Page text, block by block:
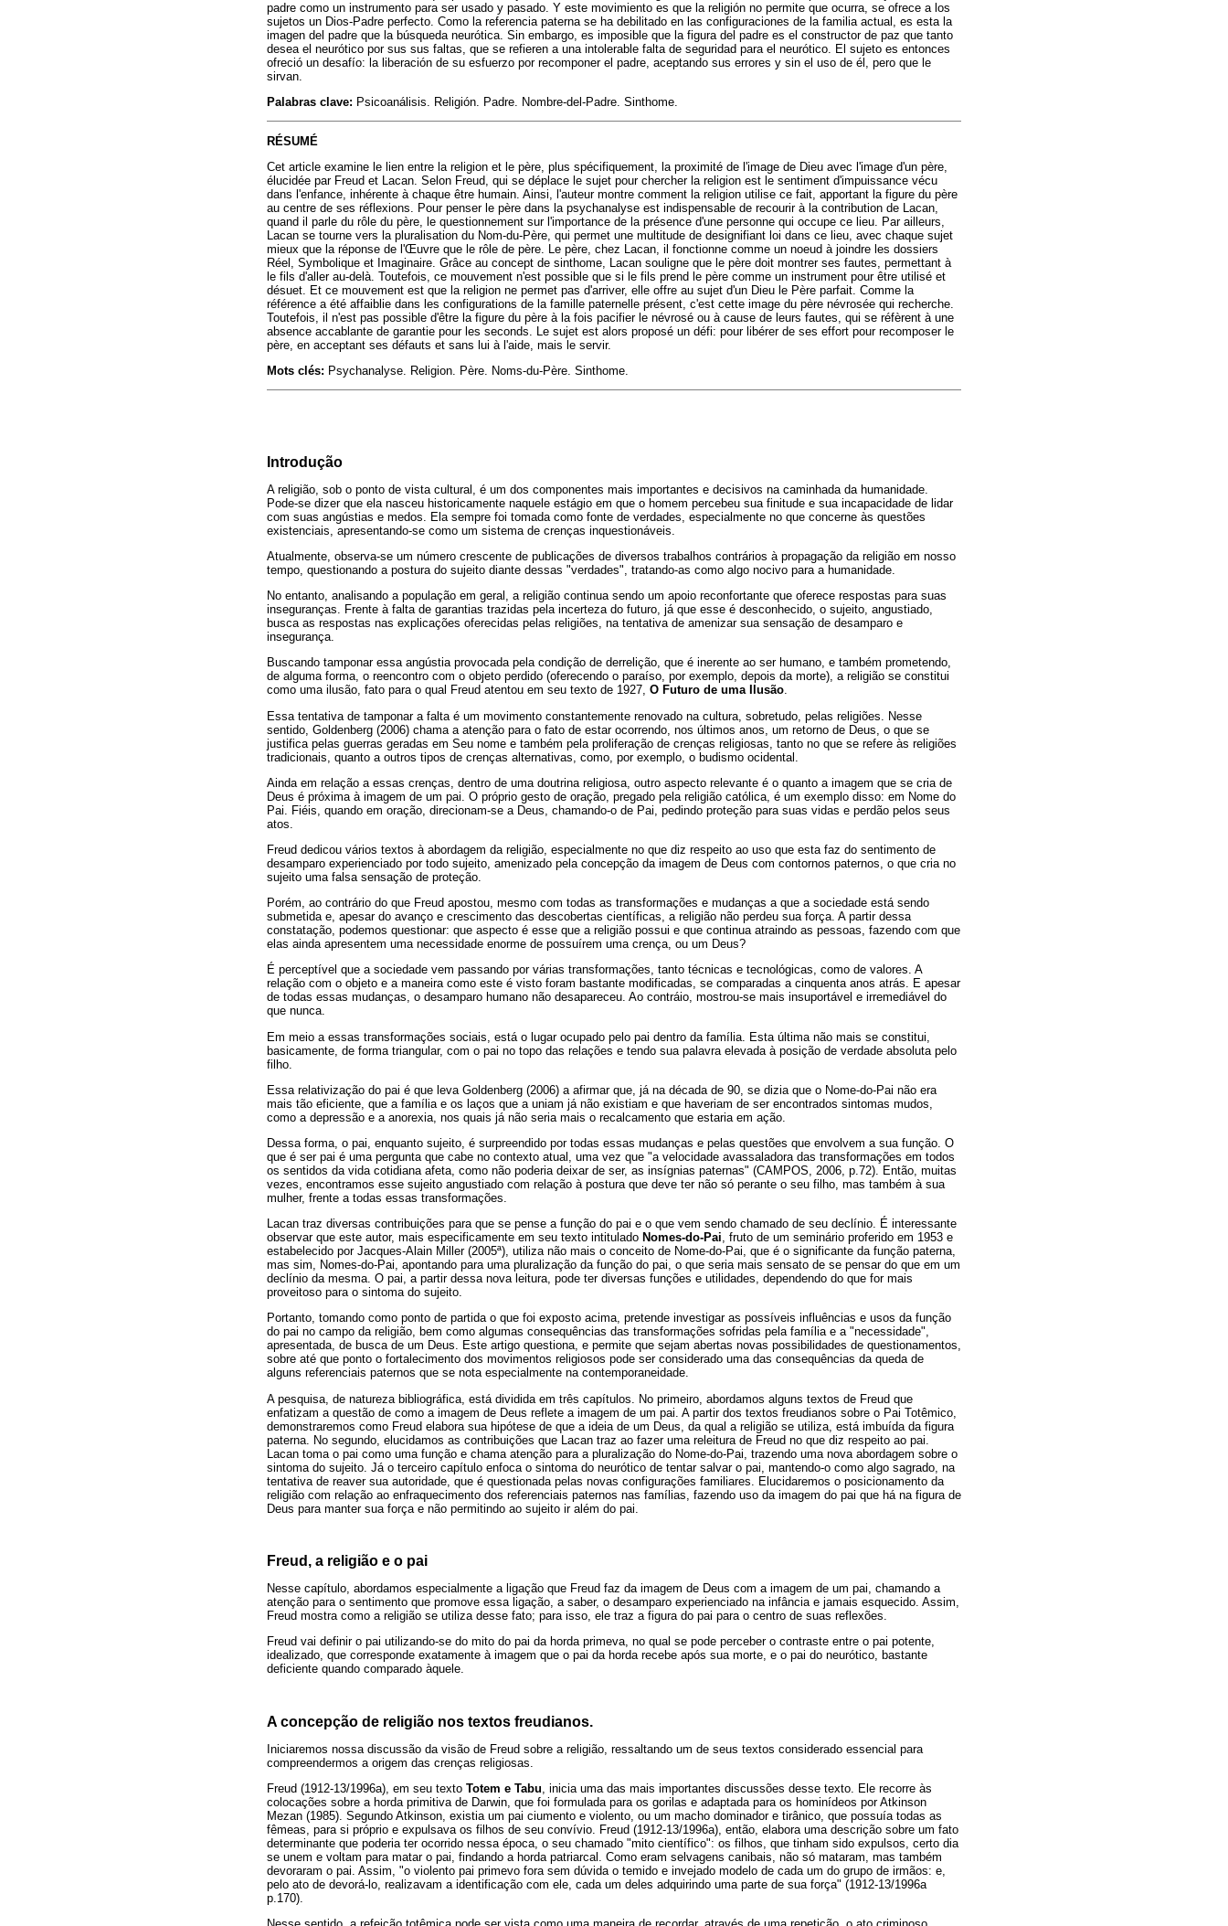
padre como un instrumento para ser usado y pasado. Y este movimiento es que la religión no permite que ocurra, se ofrece a los
sujetos un Dios-Padre perfecto. Como la referencia paterna se ha debilitado en las configuraciones de la familia actual, es esta la
imagen del padre que la búsqueda neurótica. Sin embargo, es imposible que la figura del padre es el constructor de paz que tanto
desea el neurótico por sus sus faltas, que se refieren a una intolerable falta de seguridad para el neurótico. El sujeto es entonces
ofreció un desafío: la liberación de su esfuerzo por recomponer el padre, aceptando sus errores y sin el uso de él, pero que le
sirvan.
Palabras clave: Psicoanálisis. Religión. Padre. Nombre-del-Padre. Sinthome.
RÉSUMÉ
Cet article examine le lien entre la religion et le père, plus spécifiquement, la proximité de l'image de Dieu avec l'image d'un père,
élucidée par Freud et Lacan. Selon Freud, qui se déplace le sujet pour chercher la religion est le sentiment d'impuissance vécu
dans l'enfance, inhérente à chaque être humain. Ainsi, l'auteur montre comment la religion utilise ce fait, apportant la figure du père
au centre de ses réflexions. Pour penser le père dans la psychanalyse est indispensable de recourir à la contribution de Lacan,
quand il parle du rôle du père, le questionnement sur l'importance de la présence d'une personne qui occupe ce lieu. Par ailleurs,
Lacan se tourne vers la pluralisation du Nom-du-Père, qui permet une multitude de designifiant loi dans ce lieu, avec chaque sujet
mieux que la réponse de l'Œuvre que le rôle de père. Le père, chez Lacan, il fonctionne comme un noeud à joindre les dossiers
Réel, Symbolique et Imaginaire. Grâce au concept de sinthome, Lacan souligne que le père doit montrer ses fautes, permettant à
le fils d'aller au-delà. Toutefois, ce mouvement n'est possible que si le fils prend le père comme un instrument pour être utilisé et
désuet. Et ce mouvement est que la religion ne permet pas d'arriver, elle offre au sujet d'un Dieu le Père parfait. Comme la
référence a été affaiblie dans les configurations de la famille paternelle présent, c'est cette image du père névrosée qui recherche.
Toutefois, il n'est pas possible d'être la figure du père à la fois pacifier le névrosé ou à cause de leurs fautes, qui se réfèrent à une
absence accablante de garantie pour les seconds. Le sujet est alors proposé un défi: pour libérer de ses effort pour recomposer le
père, en acceptant ses défauts et sans lui à l'aide, mais le servir.
Mots clés: Psychanalyse. Religion. Père. Noms-du-Père. Sinthome.
Introdução
A religião, sob o ponto de vista cultural, é um dos componentes mais importantes e decisivos na caminhada da humanidade.
Pode-se dizer que ela nasceu historicamente naquele estágio em que o homem percebeu sua finitude e sua incapacidade de lidar
com suas angústias e medos. Ela sempre foi tomada como fonte de verdades, especialmente no que concerne às questões
existenciais, apresentando-se como um sistema de crenças inquestionáveis.
Atualmente, observa-se um número crescente de publicações de diversos trabalhos contrários à propagação da religião em nosso
tempo, questionando a postura do sujeito diante dessas "verdades", tratando-as como algo nocivo para a humanidade.
No entanto, analisando a população em geral, a religião continua sendo um apoio reconfortante que oferece respostas para suas
inseguranças. Frente à falta de garantias trazidas pela incerteza do futuro, já que esse é desconhecido, o sujeito, angustiado,
busca as respostas nas explicações oferecidas pelas religiões, na tentativa de amenizar sua sensação de desamparo e
insegurança.
Buscando tamponar essa angústia provocada pela condição de derrelição, que é inerente ao ser humano, e também prometendo,
de alguma forma, o reencontro com o objeto perdido (oferecendo o paraíso, por exemplo, depois da morte), a religião se constitui
como uma ilusão, fato para o qual Freud atentou em seu texto de 1927, O Futuro de uma Ilusão.
Essa tentativa de tamponar a falta é um movimento constantemente renovado na cultura, sobretudo, pelas religiões. Nesse
sentido, Goldenberg (2006) chama a atenção para o fato de estar ocorrendo, nos últimos anos, um retorno de Deus, o que se
justifica pelas guerras geradas em Seu nome e também pela proliferação de crenças religiosas, tanto no que se refere às religiões
tradicionais, quanto a outros tipos de crenças alternativas, como, por exemplo, o budismo ocidental.
Ainda em relação a essas crenças, dentro de uma doutrina religiosa, outro aspecto relevante é o quanto a imagem que se cria de
Deus é próxima à imagem de um pai. O próprio gesto de oração, pregado pela religião católica, é um exemplo disso: em Nome do
Pai. Fiéis, quando em oração, direcionam-se a Deus, chamando-o de Pai, pedindo proteção para suas vidas e perdão pelos seus
atos.
Freud dedicou vários textos à abordagem da religião, especialmente no que diz respeito ao uso que esta faz do sentimento de
desamparo experienciado por todo sujeito, amenizado pela concepção da imagem de Deus com contornos paternos, o que cria no
sujeito uma falsa sensação de proteção.
Porém, ao contrário do que Freud apostou, mesmo com todas as transformações e mudanças a que a sociedade está sendo
submetida e, apesar do avanço e crescimento das descobertas científicas, a religião não perdeu sua força. A partir dessa
constatação, podemos questionar: que aspecto é esse que a religião possui e que continua atraindo as pessoas, fazendo com que
elas ainda apresentem uma necessidade enorme de possuírem uma crença, ou um Deus?
É perceptível que a sociedade vem passando por várias transformações, tanto técnicas e tecnológicas, como de valores. A
relação com o objeto e a maneira como este é visto foram bastante modificadas, se comparadas a cinquenta anos atrás. E apesar
de todas essas mudanças, o desamparo humano não desapareceu. Ao contráio, mostrou-se mais insuportável e irremediável do
que nunca.
Em meio a essas transformações sociais, está o lugar ocupado pelo pai dentro da família. Esta última não mais se constitui,
basicamente, de forma triangular, com o pai no topo das relações e tendo sua palavra elevada à posição de verdade absoluta pelo
filho.
Essa relativização do pai é que leva Goldenberg (2006) a afirmar que, já na década de 90, se dizia que o Nome-do-Pai não era
mais tão eficiente, que a família e os laços que a uniam já não existiam e que haveriam de ser encontrados sintomas mudos,
como a depressão e a anorexia, nos quais já não seria mais o recalcamento que estaria em ação.
Dessa forma, o pai, enquanto sujeito, é surpreendido por todas essas mudanças e pelas questões que envolvem a sua função. O
que é ser pai é uma pergunta que cabe no contexto atual, uma vez que "a velocidade avassaladora das transformações em todos
os sentidos da vida cotidiana afeta, como não poderia deixar de ser, as insígnias paternas" (CAMPOS, 2006, p.72). Então, muitas
vezes, encontramos esse sujeito angustiado com relação à postura que deve ter não só perante o seu filho, mas também à sua
mulher, frente a todas essas transformações.
Lacan traz diversas contribuições para que se pense a função do pai e o que vem sendo chamado de seu declínio. É interessante
observar que este autor, mais especificamente em seu texto intitulado Nomes-do-Pai, fruto de um seminário proferido em 1953 e
estabelecido por Jacques-Alain Miller (2005ª), utiliza não mais o conceito de Nome-do-Pai, que é o significante da função paterna,
mas sim, Nomes-do-Pai, apontando para uma pluralização da função do pai, o que seria mais sensato de se pensar do que em um
declínio da mesma. O pai, a partir dessa nova leitura, pode ter diversas funções e utilidades, dependendo do que for mais
proveitoso para o sintoma do sujeito.
Portanto, tomando como ponto de partida o que foi exposto acima, pretende investigar as possíveis influências e usos da função
do pai no campo da religião, bem como algumas consequências das transformações sofridas pela família e a "necessidade",
apresentada, de busca de um Deus. Este artigo questiona, e permite que sejam abertas novas possibilidades de questionamentos,
sobre até que ponto o fortalecimento dos movimentos religiosos pode ser considerado uma das consequências da queda de
alguns referenciais paternos que se nota especialmente na contemporaneidade.
A pesquisa, de natureza bibliográfica, está dividida em três capítulos. No primeiro, abordamos alguns textos de Freud que
enfatizam a questão de como a imagem de Deus reflete a imagem de um pai. A partir dos textos freudianos sobre o Pai Totêmico,
demonstraremos como Freud elabora sua hipótese de que a ideia de um Deus, da qual a religião se utiliza, está imbuída da figura
paterna. No segundo, elucidamos as contribuições que Lacan traz ao fazer uma releitura de Freud no que diz respeito ao pai.
Lacan toma o pai como uma função e chama atenção para a pluralização do Nome-do-Pai, trazendo uma nova abordagem sobre o
sintoma do sujeito. Já o terceiro capítulo enfoca o sintoma do neurótico de tentar salvar o pai, mantendo-o como algo sagrado, na
tentativa de reaver sua autoridade, que é questionada pelas novas configurações familiares. Elucidaremos o posicionamento da
religião com relação ao enfraquecimento dos referenciais paternos nas famílias, fazendo uso da imagem do pai que há na figura de
Deus para manter sua força e não permitindo ao sujeito ir além do pai.
Freud, a religião e o pai
Nesse capítulo, abordamos especialmente a ligação que Freud faz da imagem de Deus com a imagem de um pai, chamando a
atenção para o sentimento que promove essa ligação, a saber, o desamparo experienciado na infância e jamais esquecido. Assim,
Freud mostra como a religião se utiliza desse fato; para isso, ele traz a figura do pai para o centro de suas reflexões.
Freud vai definir o pai utilizando-se do mito do pai da horda primeva, no qual se pode perceber o contraste entre o pai potente,
idealizado, que corresponde exatamente à imagem que o pai da horda recebe após sua morte, e o pai do neurótico, bastante
deficiente quando comparado àquele.
A concepção de religião nos textos freudianos.
Iniciaremos nossa discussão da visão de Freud sobre a religião, ressaltando um de seus textos considerado essencial para
compreendermos a origem das crenças religiosas.
Freud (1912-13/1996a), em seu texto Totem e Tabu, inicia uma das mais importantes discussões desse texto. Ele recorre às
colocações sobre a horda primitiva de Darwin, que foi formulada para os gorilas e adaptada para os hominídeos por Atkinson
Mezan (1985). Segundo Atkinson, existia um pai ciumento e violento, ou um macho dominador e tirânico, que possuía todas as
fêmeas, para si próprio e expulsava os filhos de seu convívio. Freud (1912-13/1996a), então, elabora uma descrição sobre um fato
determinante que poderia ter ocorrido nessa época, o seu chamado "mito científico": os filhos, que tinham sido expulsos, certo dia
se unem e voltam para matar o pai, findando a horda patriarcal. Como eram selvagens canibais, não só mataram, mas também
devoraram o pai. Assim, "o violento pai primevo fora sem dúvida o temido e invejado modelo de cada um do grupo de irmãos: e,
pelo ato de devorá-lo, realizavam a identificação com ele, cada um deles adquirindo uma parte de sua força" (1912-13/1996a
p.170).